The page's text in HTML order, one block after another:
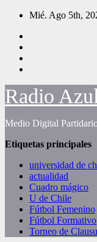
Saltar
contenido
Mié. Ago 5th,
Radio
Medio Digital
Etiquetas principales
universidad de
actualidad
Cuadro mágico
U de Chile
Fútbol Femenino
Fútbol Formativo
Torneo de